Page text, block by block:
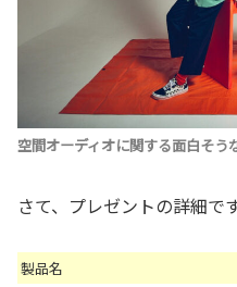
空間オーディオに関する面白そう
さて、プレゼントの詳細で
製品名